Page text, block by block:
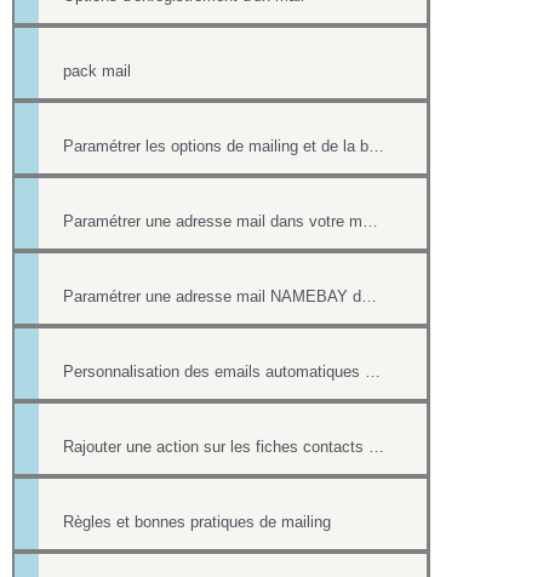
pack mail
Règles et bonnes pratiques de mailing